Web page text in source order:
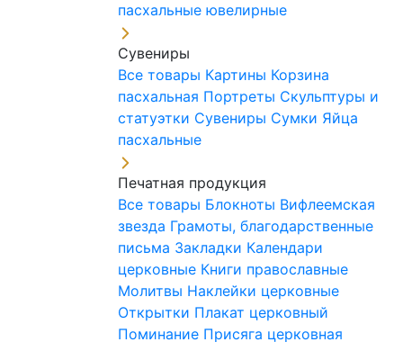
пасхальные ювелирные
Сувениры
Все товары Картины Корзина
пасхальная Портреты Скульптуры и
статуэтки Сувениры Сумки Яйца
пасхальные
Печатная продукция
Все товары Блокноты Вифлеемская
звезда Грамоты, благодарственные
письма Закладки Календари
церковные Книги православные
Молитвы Наклейки церковные
Открытки Плакат церковный
Поминание Присяга церковная